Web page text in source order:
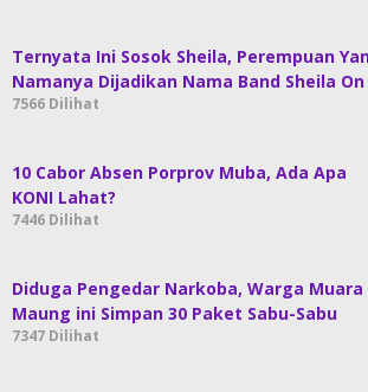
Ternyata Ini Sosok Sheila, Perempuan
Namanya Dijadikan Nama Band Sheila
7566 Dilihat
10 Cabor Absen Porprov Muba, Ada Apa
KONI Lahat?
7446 Dilihat
Diduga Pengedar Narkoba, Warga Muara
Maung ini Simpan 30 Paket Sabu-Sabu
7347 Dilihat